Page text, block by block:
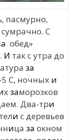
пасмурно,
сумрачно. С
обед»
И так с утра до
за
С, ночных и
хзаморозков
Два-три
и с деревьев
ица за окном